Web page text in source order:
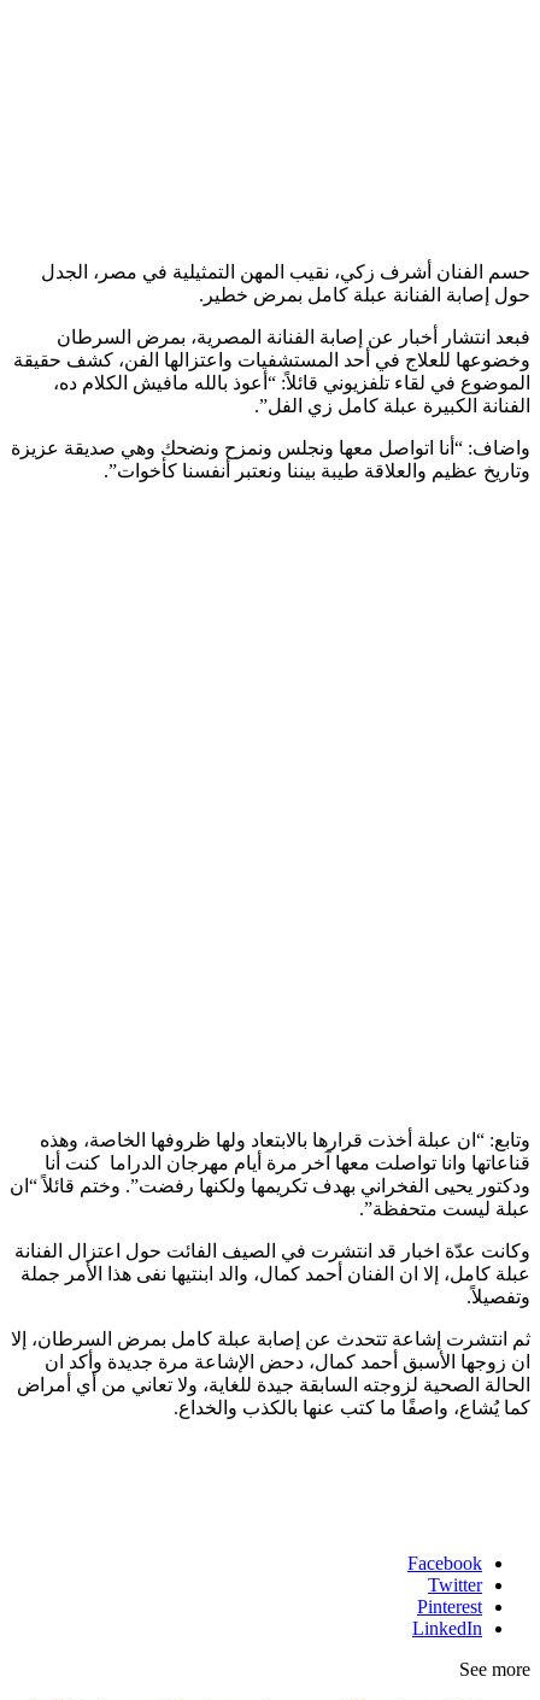
حسم الفنان أشرف زكي، نقيب المهن التمثيلية في مصر، الجدل
حول إصابة الفنانة عبلة كامل بمرض خطير.
فبعد انتشار أخبار عن إصابة الفنانة المصرية، بمرض السرطان
وخضوعها للعلاج في أحد المستشفيات واعتزالها الفن، كشف حقيقة
الموضوع في لقاء تلفزيوني قائلاً: “أعوذ بالله مافيش الكلام ده،
الفنانة الكبيرة عبلة كامل زي الفل”.
واضاف: “أنا اتواصل معها ونجلس ونمزح ونضحك وهي صديقة عزيزة
وتاريخ عظيم والعلاقة طيبة بيننا ونعتبر أنفسنا كأخوات”.
وتابع: “ان عبلة أخذت قرارها بالابتعاد ولها ظروفها الخاصة، وهذه
قناعاتها وانا تواصلت معها آخر مرة أيام مهرجان الدراما كنت أنا
ودكتور يحيى الفخراني بهدف تكريمها ولكنها رفضت”. وختم قائلاً “ان
عبلة ليست متحفظة”.
وكانت عدّة اخبار قد انتشرت في الصيف الفائت حول اعتزال الفنانة
عبلة كامل، إلا ان الفنان أحمد كمال، والد ابنتيها نفى هذا الأمر جملة
وتفصيلاً.
ثم انتشرت إشاعة تتحدث عن إصابة عبلة كامل بمرض السرطان، إلا
ان زوجها الأسبق أحمد كمال، دحض الإشاعة مرة جديدة وأكد ان
الحالة الصحية لزوجته السابقة جيدة للغاية، ولا تعاني من أي أمراض
كما يُشاع، واصفًا ما كتب عنها بالكذب والخداع.
Facebook
Twitter
Pinterest
LinkedIn
See more